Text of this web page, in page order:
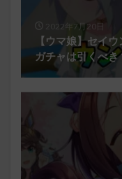
2022年7月20日
【ウマ娘】セイ
ガチャは引くべき